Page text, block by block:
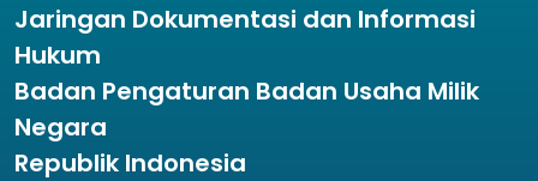
Jaringan Dokumentasi dan Informasi
Hukum
Badan Pengaturan Badan Usaha Milik
Negara
Republik Indonesia